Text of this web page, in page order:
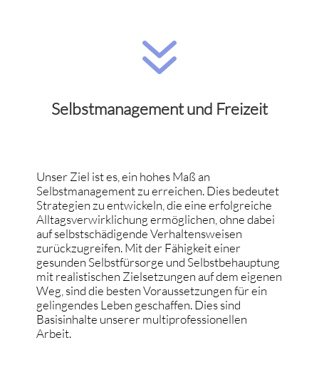
7
Selbstmanagement und Freizeit
Unser Ziel ist es, ein hohes Maß an
Selbstmanagement zu erreichen. Dies bedeutet
Strategien zu entwickeln, die eine erfolgreiche
Alltagsverwirklichung ermöglichen, ohne dabei
auf selbstschädigende Verhaltensweisen
zurückzugreifen. Mit der Fähigkeit einer
gesunden Selbstfürsorge und Selbstbehauptung
mit realistischen Zielsetzungen auf dem eigenen
Weg, sind die besten Voraussetzungen für ein
gelingendes Leben geschaffen. Dies sind
Basisinhalte unserer multiprofessionellen
Arbeit.